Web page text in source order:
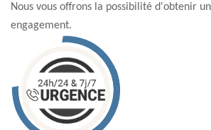
Nous vous offrons la possibilité d'obtenir
engagement.